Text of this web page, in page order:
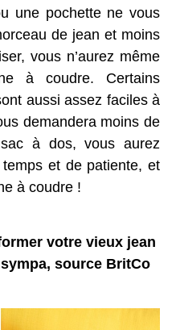
une pochette ne vous
de jean et moins
vous n’aurez même
à coudre. Certains
aussi assez faciles à
demandera moins de
à dos, vous aurez
et de patiente, et
à coudre !
votre vieux jean
source BritCo